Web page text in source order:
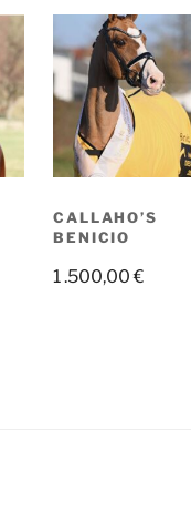
CALLAHO’S
BENICIO
1 .500,00€